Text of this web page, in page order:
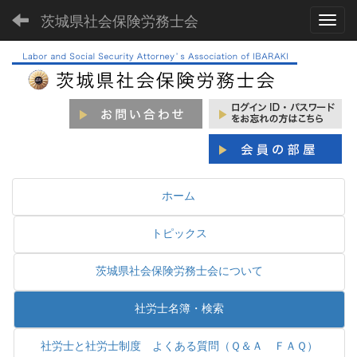
茨城県社会保険労務士会
ホーム
トピックス
茨城県社会保険労務士会について
社労士名簿・検索
社労士と社労士制度 よくある質問（Ｑ＆Ａ ＦＡＱ）